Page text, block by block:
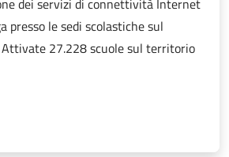
dei servizi di connettività Internet
presso le sedi scolastiche sul
27.228 scuole sul territorio